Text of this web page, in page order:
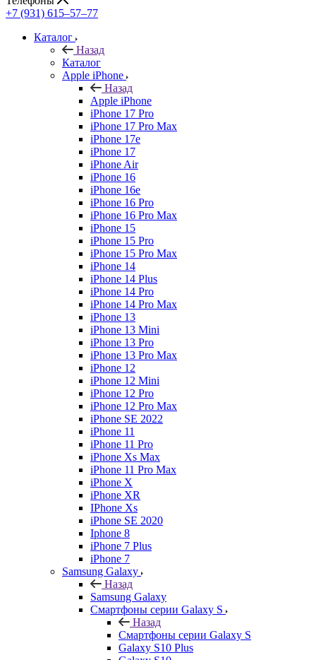
+7 (931) 615‒57‒77
Каталог
Назад
Каталог
Apple iPhone
Назад
Apple iPhone
iPhone 17 Pro
iPhone 17 Pro Max
iPhone 17e
iPhone 17
iPhone Air
iPhone 16
iPhone 16e
iPhone 16 Pro
iPhone 16 Pro Max
iPhone 15
iPhone 15 Pro
iPhone 15 Pro Max
iPhone 14
iPhone 14 Plus
iPhone 14 Pro
iPhone 14 Pro Max
iPhone 13
iPhone 13 Mini
iPhone 13 Pro
iPhone 13 Pro Max
iPhone 12
iPhone 12 Mini
iPhone 12 Pro
iPhone 12 Pro Max
iPhone SE 2022
iPhone 11
iPhone 11 Pro
iPhone Xs Max
iPhone 11 Pro Max
iPhone X
iPhone XR
IPhone Xs
iPhone SE 2020
Iphone 8
iPhone 7 Plus
iPhone 7
Samsung Galaxy
Назад
Samsung Galaxy
Смартфоны серии Galaxy S
Назад
Смартфоны серии Galaxy S
Galaxy S10 Plus